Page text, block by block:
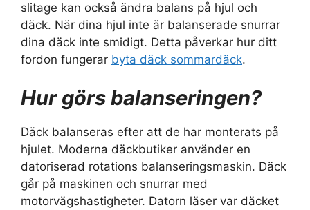
slitage kan också ändra balans på hjul och
däck. När dina hjul inte är balanserade snurrar
dina däck inte smidigt. Detta påverkar hur ditt
fordon fungerar byta däck sommardäck.
Hur görs balanseringen?
Däck balanseras efter att de har monterats på
hjulet. Moderna däckbutiker använder en
datoriserad rotations balanseringsmaskin. Däck
går på maskinen och snurrar med
motorvägshastigheter. Datorn läser var däcket